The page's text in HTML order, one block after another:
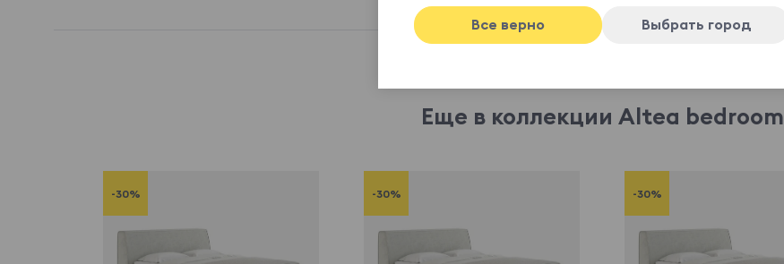
Еще в коллекции Altea bedroom
-30% -30% -30%
Все верно Выбрать город